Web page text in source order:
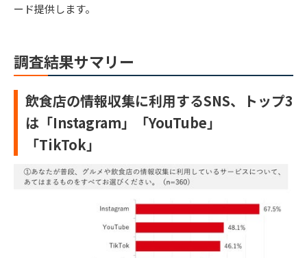
ード提供します。
調査結果サマリー
飲食店の情報収集に利用するSNS、トップ3
は「Instagram」「YouTube」
「TikTok」